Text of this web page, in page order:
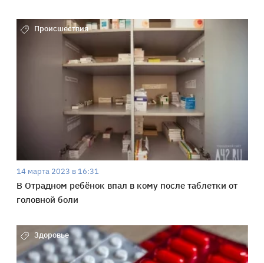
Происшествия
14 марта 2023 в 16:31
В Отрадном ребёнок впал в кому после таблетки от
головной боли
Здоровье